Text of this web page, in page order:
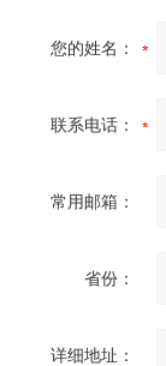
您的姓名：
联系电话：
常用邮箱：
省份：
详细地址：